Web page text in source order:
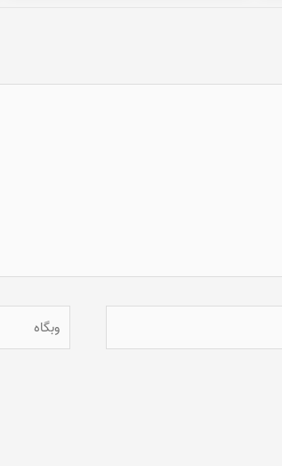
وبگاه